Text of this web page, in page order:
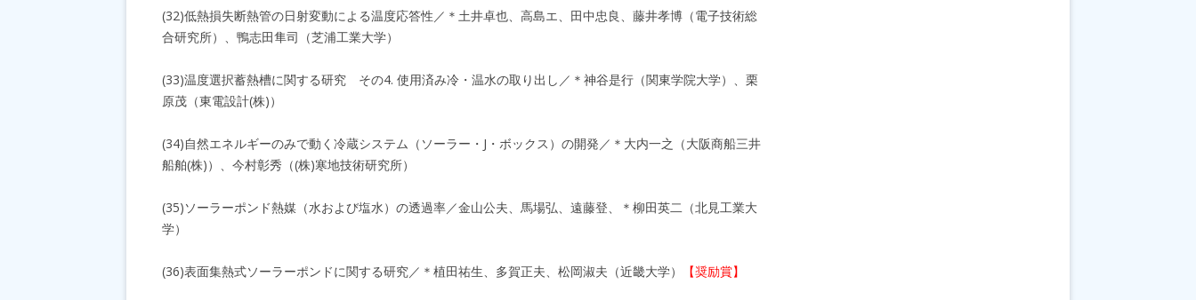
(32)低熱損失断熱管の日射変動による温度応答性／＊土井卓也、高島エ、田中忠良、藤井孝博（電子技術総
合研究所）、鴨志田隼司（芝浦工業大学）
(33)温度選択蓄熱槽に関する研究 その4. 使用済み冷・温水の取り出し／＊神谷是行（関東学院大学）、栗
原茂（東電設計(株)）
(34)自然エネルギーのみで動く冷蔵システム（ソーラー・J・ボックス）の開発／＊大内一之（大阪商船三井
船舶(株)）、今村彰秀（(株)寒地技術研究所）
(35)ソーラーポンド熱媒（水および塩水）の透過率／金山公夫、馬場弘、遠藤登、＊柳田英二（北見工業大
学）
(36)表面集熱式ソーラーポンドに関する研究／＊植田祐生、多賀正夫、松岡淑夫（近畿大学） 【奨励賞】